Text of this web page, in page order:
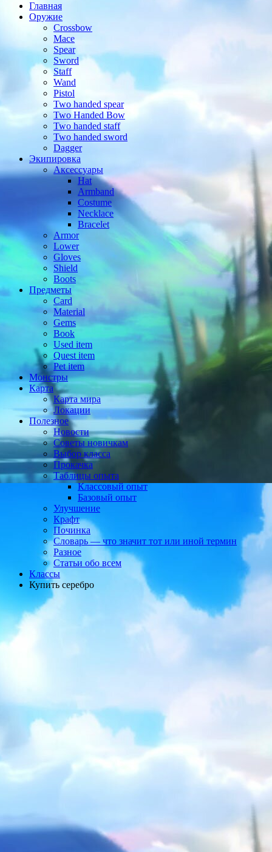
Главная
Оружие
Crossbow
Mace
Spear
Sword
Staff
Wand
Pistol
Two handed spear
Two Handed Bow
Two handed staff
Two handed sword
Dagger
Экипировка
Аксессуары
Hat
Armband
Costume
Necklace
Bracelet
Armor
Lower
Gloves
Shield
Boots
Предметы
Card
Material
Gems
Book
Used item
Quest item
Pet item
Монстры
Карта
Карта мира
Локации
Полезное
Новости
Советы новичкам
Выбор класса
Прокачка
Таблицы опыта
Классовый опыт
Базовый опыт
Улучшение
Крафт
Починка
Словарь — что значит тот или иной термин
Разное
Статьи обо всем
Классы
Купить серебро